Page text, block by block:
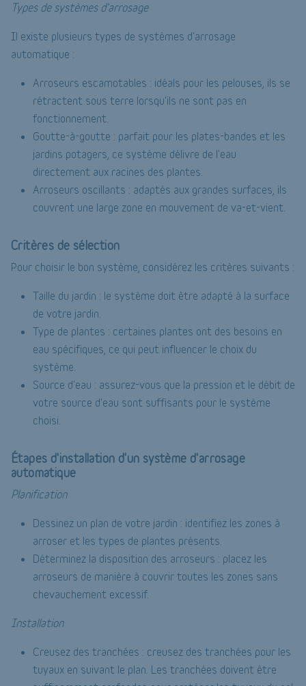
Types de systèmes d'arrosage
Il existe plusieurs types de systèmes d'arrosage
automatique :
Arroseurs escamotables : idéals pour les pelouses, ils se
rétractent sous terre lorsqu'ils ne sont pas en
fonctionnement.
Goutte-à-goutte : parfait pour les plates-bandes et les
jardins potagers, ce système délivre de l'eau
directement aux racines des plantes.
Arroseurs oscillants : adaptés aux grandes surfaces, ils
couvrent une large zone en mouvement de va-et-vient.
Critères de sélection
Pour choisir le bon système, considérez les critères suivants :
Taille du jardin : le système doit être adapté à la surface
de votre jardin.
Type de plantes : certaines plantes ont des besoins en
eau spécifiques, ce qui peut influencer le choix du
système.
Source d'eau : assurez-vous que la pression et le débit de
votre source d'eau sont suffisants pour le système
choisi.
Étapes d'installation d'un système d'arrosage
automatique
Planification
Dessinez un plan de votre jardin : identifiez les zones à
arroser et les types de plantes présents.
Déterminez la disposition des arroseurs : placez les
arroseurs de manière à couvrir toutes les zones sans
chevauchement excessif.
Installation
Creusez des tranchées : creusez des tranchées pour les
tuyaux en suivant le plan. Les tranchées doivent être